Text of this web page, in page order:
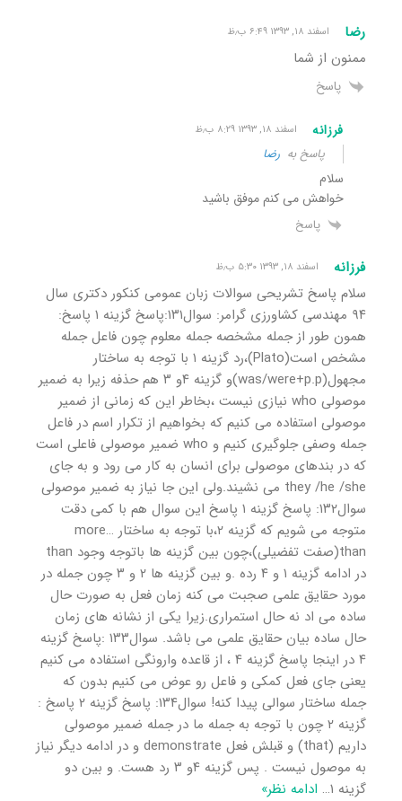
رضا اسفند ۱۸, ۱۳۹۳ ۶:۴۹ ب٫ظ
ممنون از شما
پاسخ
فرزانه اسفند ۱۸, ۱۳۹۳ ۸:۲۹ ب٫ظ
پاسخ به رضا
سلام
خواهش می کنم موفق باشید
پاسخ
فرزانه اسفند ۱۸, ۱۳۹۳ ۵:۳۰ ب٫ظ
سلام پاسخ تشریحی سوالات زبان عمومی کنکور دکتری سال
۹۴ مهندسی کشاورزی گرامر: سوال۱۳۱:پاسخ گزینه ۱ پاسخ:
همون طور از جمله مشخصه جمله معلوم چون فاعل جمله
مشخص است(Plato)،رد گزینه ۱ با توجه به ساختار
مجهول(was/were+p.p)و گزینه ۴و ۳ هم حذفه زیرا به ضمیر
موصولی who نیازی نیست ،بخاطر این که زمانی از ضمیر
موصولی استفاده می کنیم که بخواهیم از تکرار اسم در فاعل
جمله وصفی جلوگیری کنیم و who ضمیر موصولی فاعلی است
که در بندهای موصولی برای انسان به کار می رود و به جای
they /he /she می نشیند.ولی این جا نیاز به ضمیر موصولی
سوال۱۳۲: پاسخ گزینه ۱ پاسخ این سوال هم با کمی دقت
متوجه می شویم که گزینه ۲،با توجه به ساختار more…
than(صفت تفضیلی)،چون بین گزینه ها باتوجه وجود than
در ادامه گزینه ۱ و ۴ رده .و بین گزینه ها ۲ و ۳ چون جمله در
مورد حقایق علمی صجبت می کنه زمان فعل به صورت حال
ساده می اد نه حال استمراری.زیرا یکی از نشانه های زمان
حال ساده بیان حقایق علمی می باشد. سوال۱۳۳ :پاسخ گزینه
۴ در اینجا پاسخ گزینه ۴ ، از قاعده وارونگی استفاده می کنیم
یعنی جای فعل کمکی و فاعل رو عوض می کنیم بدون که
جمله ساختار سوالی پیدا کنه! سوال۱۳۴: پاسخ گزینه ۲ پاسخ :
گزینه ۲ چون با توجه به جمله ما در جمله ضمیر موصولی
داریم (that) و قبلش فعل demonstrate و در ادامه دیگر نیاز
به موصول نیست . پس گزینه ۴و ۳ رد هست. و بین دو
گزینه ۱ … ادامه نظر»